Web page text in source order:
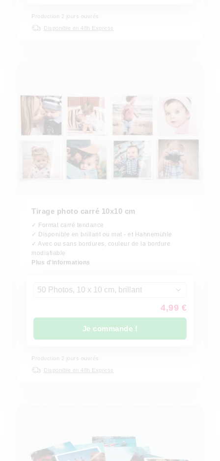
Production 2 jours ouvrés
Disponible en 48h Express
Tirage photo carré 10x10 cm
✓ Format carré tendance
✓ Disponible en brillant ou mat - et Hahnemühle
✓ Avec ou sans bordures, couleur de la bordure
modiafiable
Plus d'informations
50 Photos, 10 x 10 cm, brillant
4,99 €
Je commande !
Production 2 jours ouvrés
Disponible en 48h Express